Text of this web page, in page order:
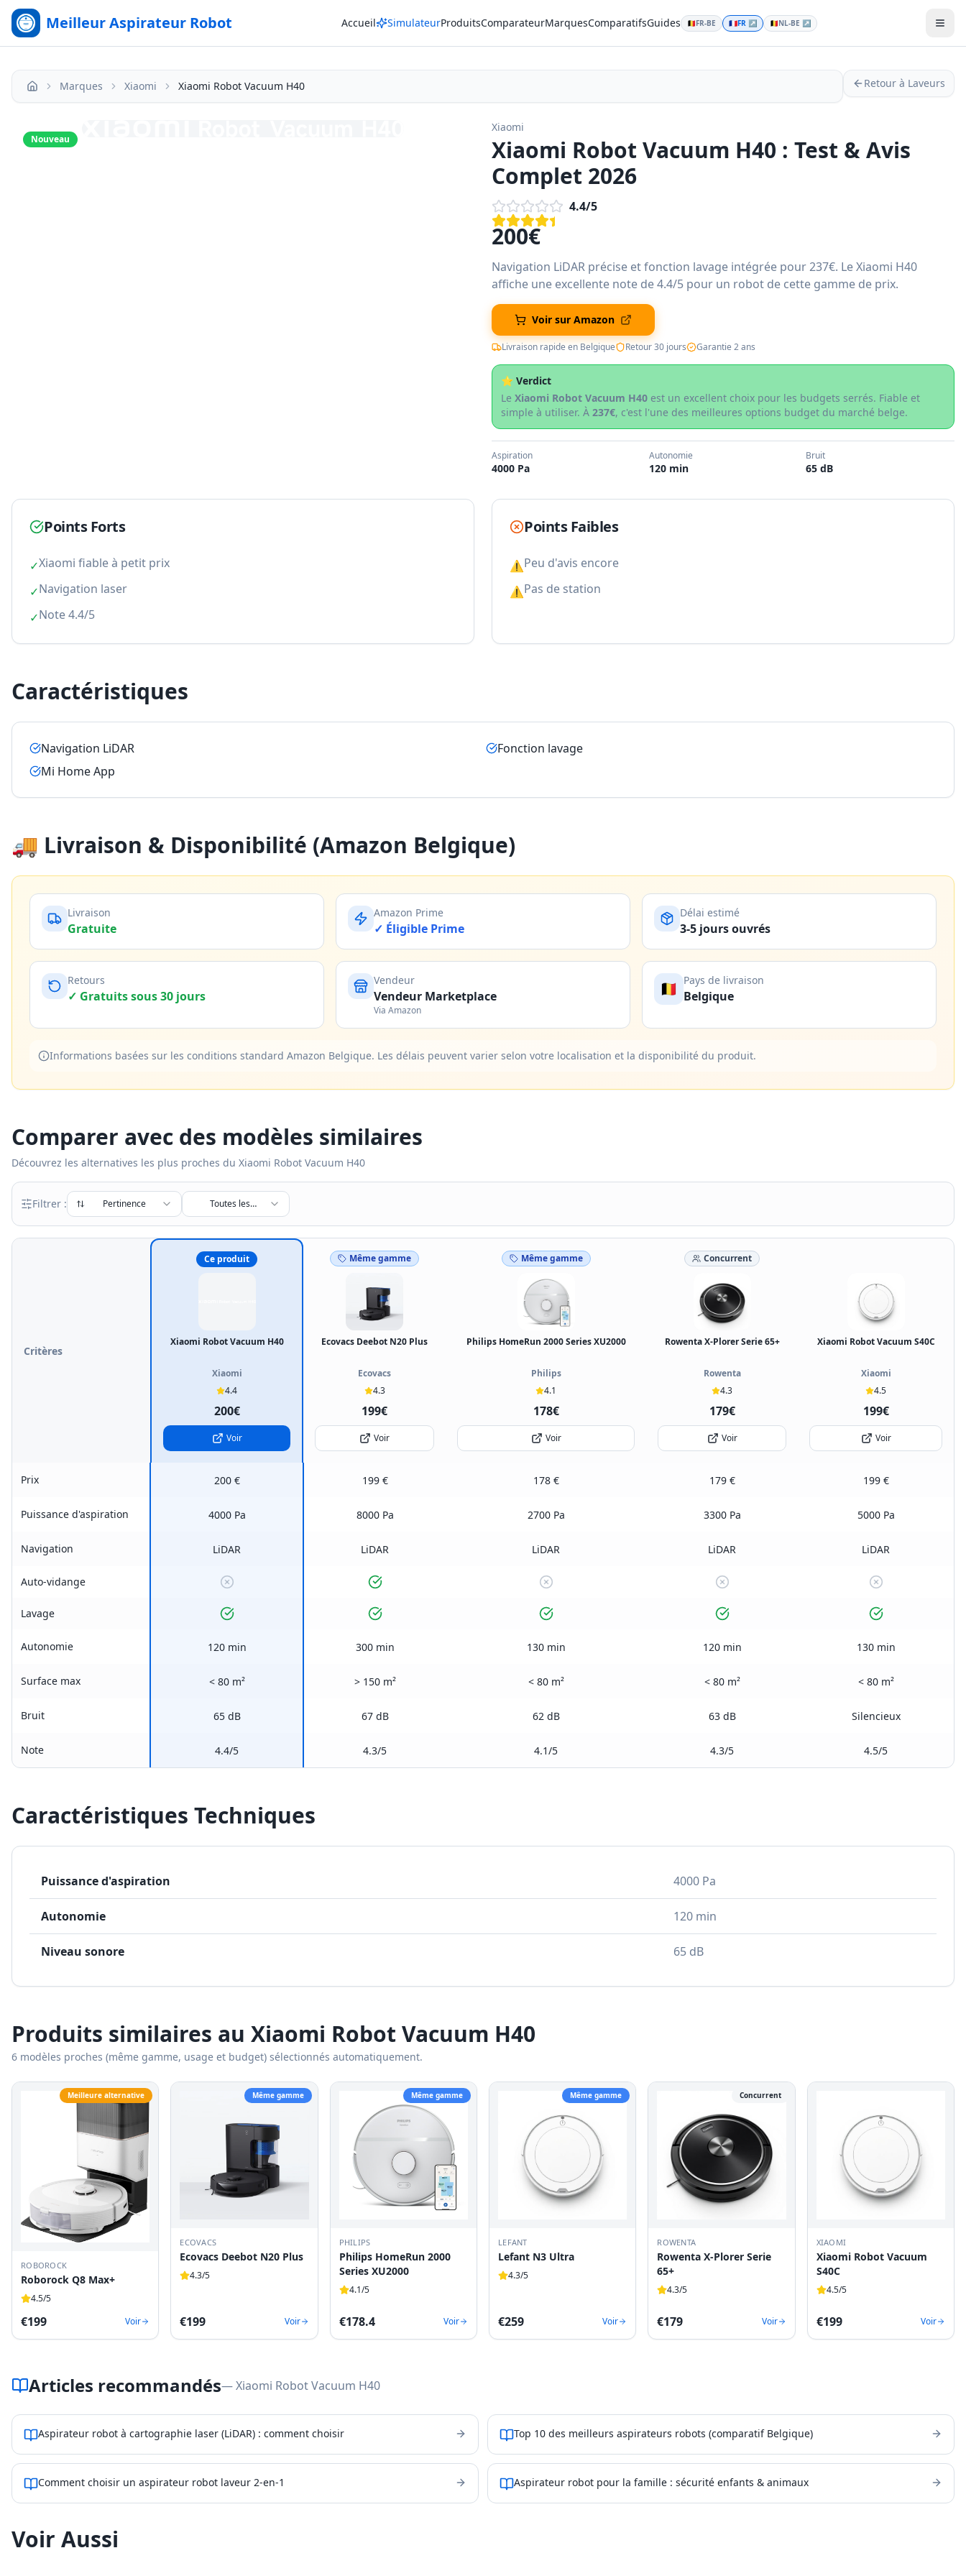
Meilleur Aspirateur Robot Accueil SimulateurProduitsComparateurMarquesComparatifsGuides 🇧🇪FR-BE 🇫🇷FR ↗ 🇧🇪NL-BE ↗
Accueil Marques Xiaomi Xiaomi Robot Vacuum H40 Retour à Laveurs
Nouveau
Xiaomi
Xiaomi Robot Vacuum H40 : Test & Avis
Complet 2026
4.4/5
200€
Navigation LiDAR précise et fonction lavage intégrée pour 237€. Le Xiaomi H40
affiche une excellente note de 4.4/5 pour un robot de cette gamme de prix.
Voir sur Amazon
Livraison rapide en Belgique Retour 30 jours Garantie 2 ans
⭐ Verdict
Le Xiaomi Robot Vacuum H40 est un excellent choix pour les budgets serrés. Fiable et
simple à utiliser. À 237€, c'est l'une des meilleures options budget du marché belge.
Aspiration
4000 Pa
Autonomie
120 min
Bruit
65 dB
Points Forts
✓Xiaomi fiable à petit prix
✓Navigation laser
✓Note 4.4/5
Points Faibles
⚠Peu d'avis encore
⚠Pas de station
Caractéristiques
Navigation LiDAR
Fonction lavage
Mi Home App
🚚 Livraison & Disponibilité (Amazon Belgique)
Livraison
Gratuite
Amazon Prime
✓ Éligible Prime
Délai estimé
3-5 jours ouvrés
Retours
✓ Gratuits sous 30 jours
Vendeur
Vendeur Marketplace
Via Amazon
🇧🇪 Pays de livraison
Belgique
Informations basées sur les conditions standard Amazon Belgique. Les délais peuvent varier selon votre localisation et la disponibilité du produit.
Comparer avec des modèles similaires
Découvrez les alternatives les plus proches du Xiaomi Robot Vacuum H40
Filtrer : Pertinence
Toutes les
marques
Critères
Ce produit
Xiaomi Robot Vacuum H40
Xiaomi
4.4
200€
Voir
Même gamme
Ecovacs Deebot N20 Plus
Ecovacs
4.3
199€
Voir
Même gamme
Philips HomeRun 2000 Series XU2000
Philips
4.1
178€
Voir
Concurrent
Rowenta X-Plorer Serie 65+
Rowenta
4.3
179€
Voir
Xiaomi Robot Vacuum S40C
Xiaomi
4.5
199€
Voir
Prix 200 € 199 € 178 € 179 € 199 €
Puissance d'aspiration 4000 Pa 8000 Pa 2700 Pa 3300 Pa 5000 Pa
Navigation LiDAR LiDAR LiDAR LiDAR LiDAR
Auto-vidange
Lavage
Autonomie 120 min 300 min 130 min 120 min 130 min
Surface max < 80 m² > 150 m² < 80 m² < 80 m² < 80 m²
Bruit 65 dB 67 dB 62 dB 63 dB Silencieux
Note 4.4/5 4.3/5 4.1/5 4.3/5 4.5/5
Caractéristiques Techniques
Puissance d'aspiration 4000 Pa
Autonomie 120 min
Niveau sonore 65 dB
Produits similaires au Xiaomi Robot Vacuum H40
6 modèles proches (même gamme, usage et budget) sélectionnés automatiquement.
Meilleure alternative
ROBOROCK
Roborock Q8 Max+
4.5/5
€199 Voir
Même gamme
ECOVACS
Ecovacs Deebot N20 Plus
4.3/5
€199 Voir
Même gamme
PHILIPS
Philips HomeRun 2000
Series XU2000
4.1/5
€178.4 Voir
Même gamme
LEFANT
Lefant N3 Ultra
4.3/5
€259 Voir
Concurrent
ROWENTA
Rowenta X-Plorer Serie
65+
4.3/5
€179 Voir
XIAOMI
Xiaomi Robot Vacuum
S40C
4.5/5
€199 Voir
Articles recommandés— Xiaomi Robot Vacuum H40
Aspirateur robot à cartographie laser (LiDAR) : comment choisir Top 10 des meilleurs aspirateurs robots (comparatif Belgique)
Comment choisir un aspirateur robot laveur 2-en-1 Aspirateur robot pour la famille : sécurité enfants & animaux
Voir Aussi